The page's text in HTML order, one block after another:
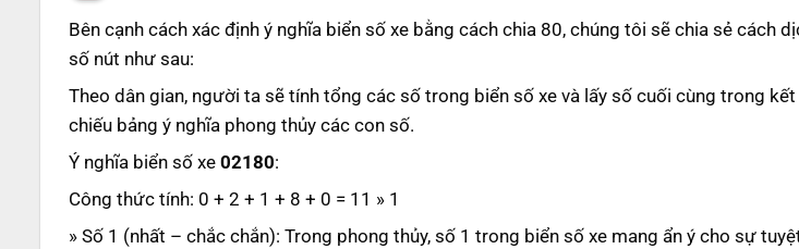
Bên cạnh cách xác định ý nghĩa biển số xe bằng cách chia 80, chúng tôi sẽ chia sẻ cách
số nút như sau:
Theo dân gian, người ta sẽ tính tổng các số trong biển số xe và lấy số cuối cùng trong
chiếu bảng ý nghĩa phong thủy các con số.
Ý nghĩa biển số xe 02180:
Công thức tính: 0 + 2 + 1 + 8 + 0 = 11 » 1
» Số 1 (nhất – chắc chắn): Trong phong thủy, số 1 trong biển số xe mang ẩn ý cho sự